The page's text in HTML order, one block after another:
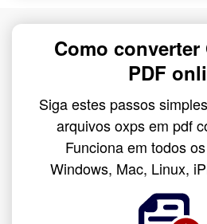
Como converter
PDF
Siga estes passos
arquivos oxps em pdf
Funciona em todos
Windows, Mac, Linux,